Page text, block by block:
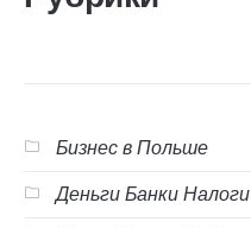
Бизнес в Польше
Деньги Банки Налоги